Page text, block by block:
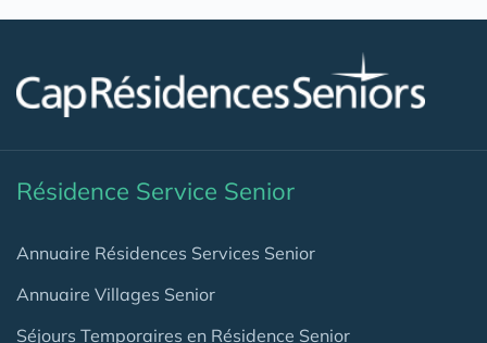
Résidence Service Senior
Annuaire Résidences Services Senior
Annuaire Villages Senior
Séjours Temporaires en Résidence Senior